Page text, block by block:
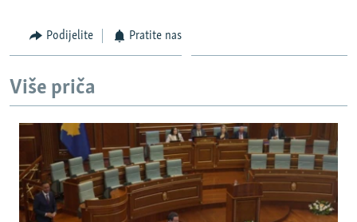
MOJA EVROPA
TRI DECENIJE OD RATA U BIH
SVE KARTE DEJTONA
NASTANAK I RASPAD JUGOSLAVIJE
Podijelite Pratite nas
Više priča